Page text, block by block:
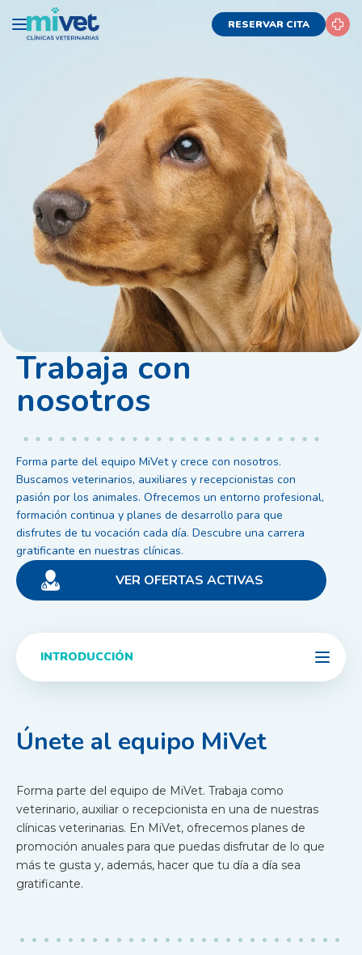
RESERVAR CITA
Trabaja con
nosotros
Forma parte del equipo MiVet y crece con nosotros.
Buscamos veterinarios, auxiliares y recepcionistas con
pasión por los animales. Ofrecemos un entorno profesional,
formación continua y planes de desarrollo para que
disfrutes de tu vocación cada día. Descubre una carrera
gratificante en nuestras clínicas.
VER OFERTAS ACTIVAS
INTRODUCCIÓN
Únete al equipo MiVet
Forma parte del equipo de MiVet. Trabaja como
veterinario, auxiliar o recepcionista en una de nuestras
clínicas veterinarias. En MiVet, ofrecemos planes de
promoción anuales para que puedas disfrutar de lo que
más te gusta y, además, hacer que tu día a día sea
gratificante.